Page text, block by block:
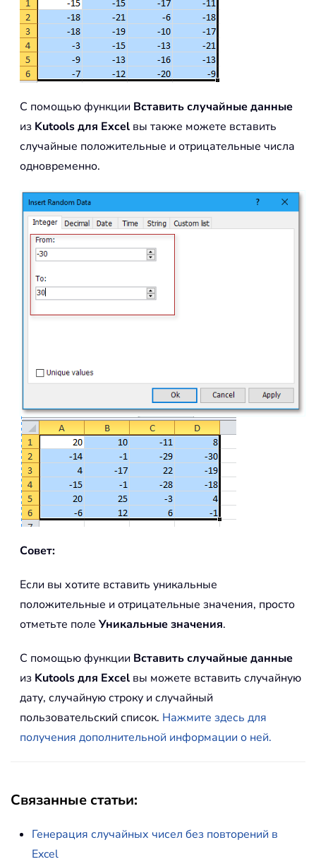
С помощью функции Вставить случайные данные
из Kutools для Excel вы также можете вставить
случайные положительные и отрицательные числа
одновременно.
Совет:
Если вы хотите вставить уникальные
положительные и отрицательные значения, просто
отметьте поле Уникальные значения.
С помощью функции Вставить случайные данные
из Kutools для Excel вы можете вставить случайную
дату, случайную строку и случайный
пользовательский список. Нажмите здесь для
получения дополнительной информации о ней.
Связанные статьи:
Генерация случайных чисел без повторений в
Excel